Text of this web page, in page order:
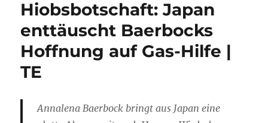
Hiobsbotschaft: Japan
enttäuscht Baerbocks
Hoffnung auf Gas-Hilfe |
TE
Annalena Baerbock bringt aus Japan eine